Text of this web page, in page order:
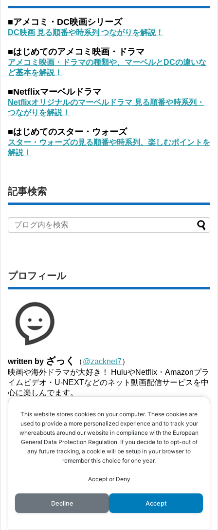
■アメコミ・DC映画シリーズ
DC映画 見る順番や時系列 つながりを解説！
■はじめてのアメコミ映画・ドラマ
アメコミ映画・ドラマの種類や、マーベルとDCの違いな
ど基本を解説！
■Netflixマーベルドラマ
Netflixオリジナルのマーベルドラマ 見る順番や時系列・
つながりを解説！
■はじめてのスター・ウォーズ
スター・ウォーズの見る順番や時系列、楽しむポイントを
解説！
記事検索
プロフィール
written by ざっく （@zacknet7）
映画や海外ドラマが大好き！ HuluやNetflix・Amazonプラ
イムビデオ・U-NEXTなどのネット動画配信サービスを中
心に楽しんでます。
プロフィールの詳細は、こちら
スポンサーリンク
This website stores cookies on your computer. These cookies are
used to provide a more personalized experience and to track your
whereabouts around our website in compliance with the European
General Data Protection Regulation. If you decide to to opt-out of
any future tracking, a cookie will be setup in your browser to
remember this choice for one year.
Accept or Deny
Decline Accept